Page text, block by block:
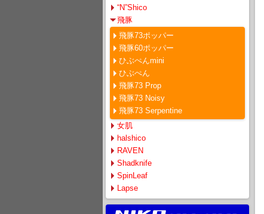
“N”Shico
飛豚
飛豚73ポッパー
飛豚60ポッパー
ひぶぺんmini
ひぶぺん
飛豚73 Prop
飛豚73 Noisy
飛豚73 Serpentine
女肌
halshico
RAVEN
Shadknife
SpinLeaf
Lapse